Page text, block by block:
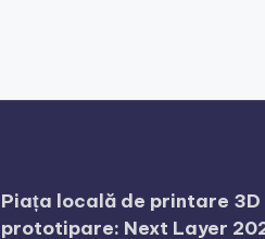
Piața locală de printare
prototipare: Next Layer